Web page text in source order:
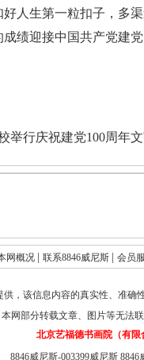
人生第一粒扣子，多
绩迎接中国共产党建
举行庆祝建党100周年
网概况 联系8846威尼斯 会员
，该信息内容的真实性、准确
本网部分转载文章、图片等无法
北京艺福德书画院（有
8846威尼斯-003399威尼斯 8846